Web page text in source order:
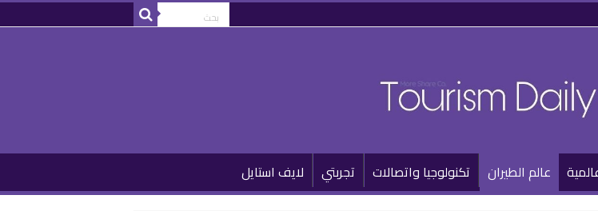
عالم الطيران تكنولوجيا واتصالات تجربتي لايف استايل